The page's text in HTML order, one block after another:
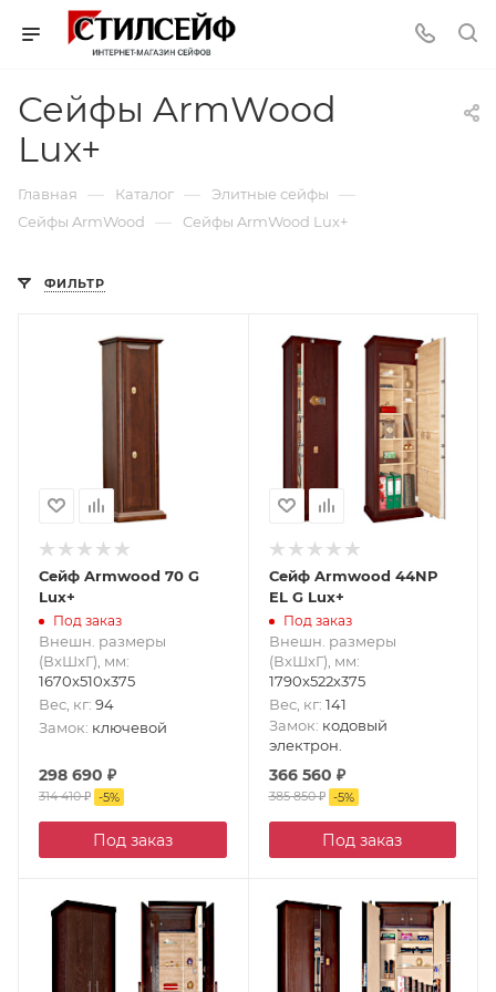
Сейфы ArmWood
Lux+
Главная — Каталог — Элитные сейфы —
Сейфы ArmWood — Сейфы ArmWood Lux+
ФИЛЬТР
Сейф Armwood 70 G
Lux+
Под заказ
Внешн. размеры
(ВxШxГ), мм:
1670x510x375
Вес, кг: 94
Замок: ключевой
298 690 ₽
314 410₽ -5%
Под заказ
Сейф Armwood 44NP
EL G Lux+
Под заказ
Внешн. размеры
(ВxШxГ), мм:
1790x522x375
Вес, кг: 141
Замок: кодовый
электрон.
366 560 ₽
385 850₽ -5%
Под заказ